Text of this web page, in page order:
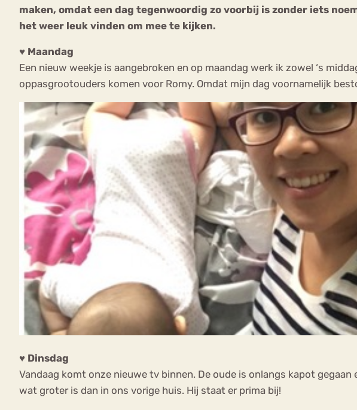
maken, omdat een dag tegenwoordig zo voorbij is zonder iets
het weer leuk vinden om mee te kijken.
♥ Maandag
Een nieuw weekje is aangebroken en op maandag werk ik zowel ‘s
oppasgrootouders komen voor Romy. Omdat mijn dag voornamelijk
♥ Dinsdag
Vandaag komt onze nieuwe tv binnen. De oude is onlangs kapot
wat groter is dan in ons vorige huis. Hij staat er prima bij!
Boulimia Nervosa Eetstoornis Anorexia
Orthorexia
Afvallen Angst